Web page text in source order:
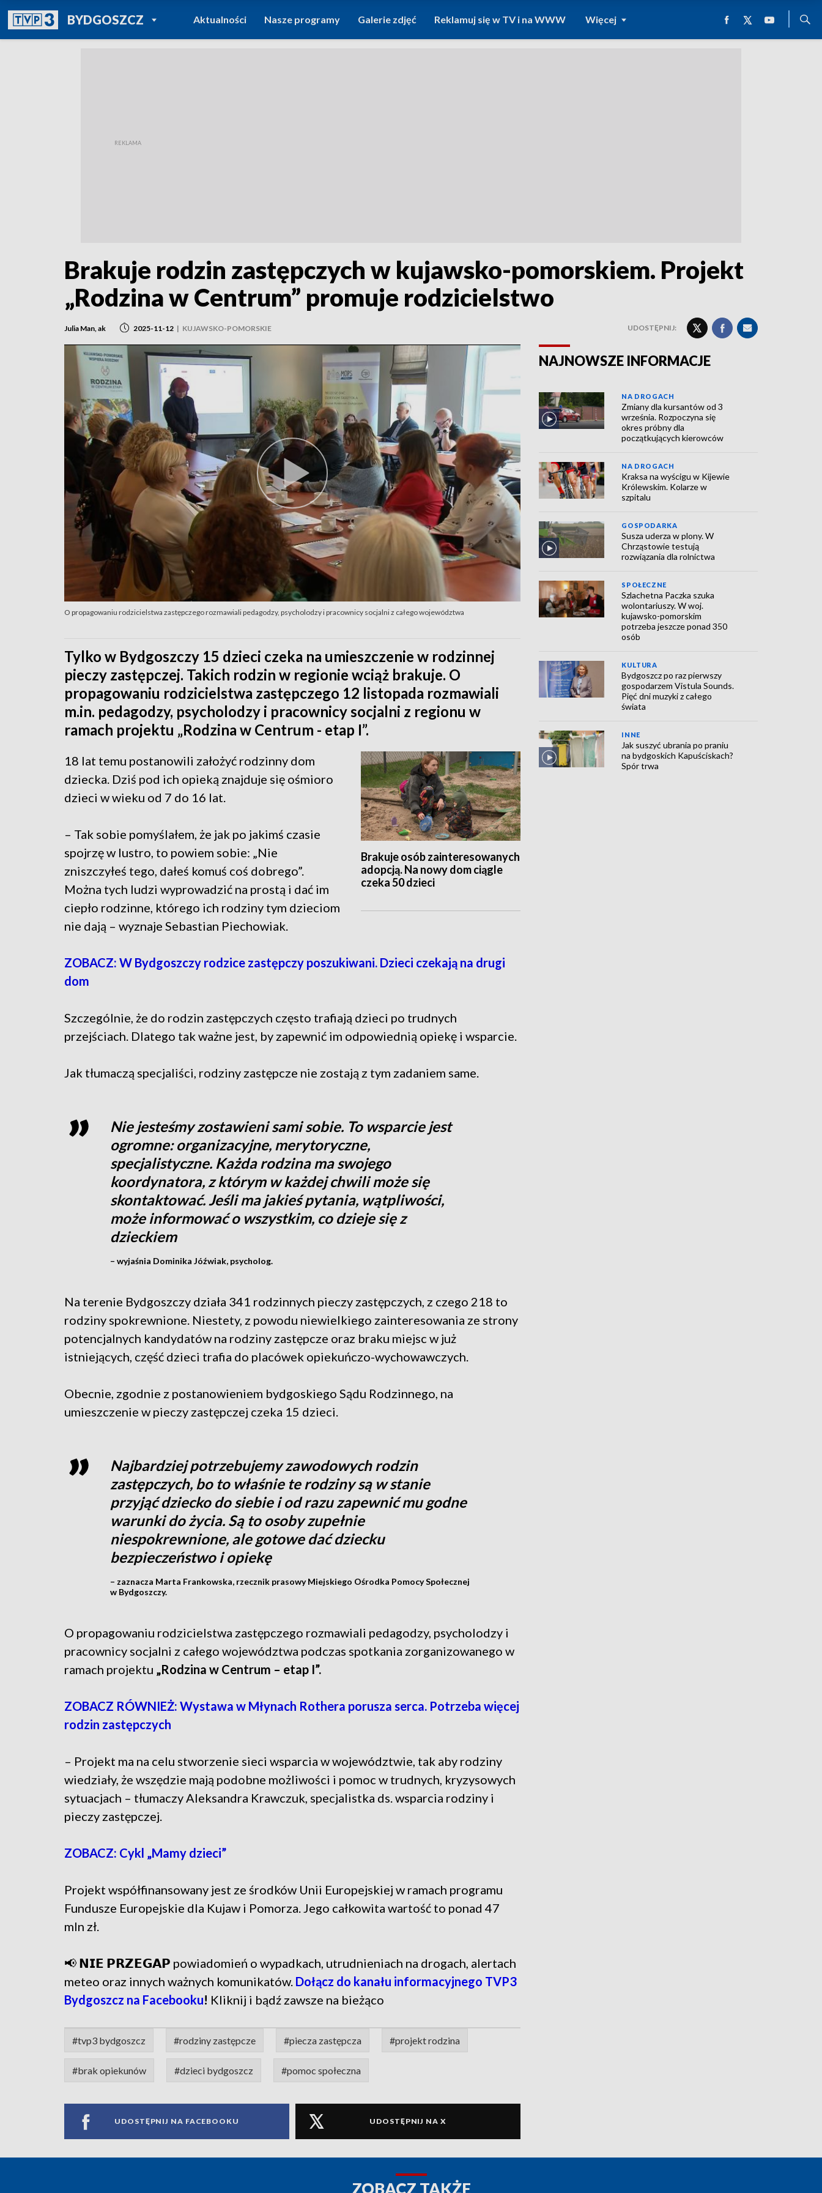
BYDGOSZCZPOWRÓT DO
TVP REGIONY
Aktualności Nasze programy Galerie zdjęć Reklamuj się w TV i na WWW Więcej
Brakuje rodzin zastępczych w kujawsko-pomorskiem. Projekt
„Rodzina w Centrum” promuje rodzicielstwo
Julia Man, ak 2025-11-12 | KUJAWSKO-POMORSKIE UDOSTĘPNIJ:
O propagowaniu rodzicielstwa zastępczego rozmawiali pedagodzy, psycholodzy i pracownicy socjalni z całego województwa
Tylko w Bydgoszczy 15 dzieci czeka na umieszczenie w rodzinnej
pieczy zastępczej. Takich rodzin w regionie wciąż brakuje. O
propagowaniu rodzicielstwa zastępczego 12 listopada rozmawiali
m.in. pedagodzy, psycholodzy i pracownicy socjalni z regionu w
ramach projektu „Rodzina w Centrum - etap I”.
Brakuje osób zainteresowanych
adopcją. Na nowy dom ciągle
czeka 50 dzieci
18 lat temu postanowili założyć rodzinny dom
dziecka. Dziś pod ich opieką znajduje się ośmioro
dzieci w wieku od 7 do 16 lat.
– Tak sobie pomyślałem, że jak po jakimś czasie
spojrzę w lustro, to powiem sobie: „Nie
zniszczyłeś tego, dałeś komuś coś dobrego”.
Można tych ludzi wyprowadzić na prostą i dać im
ciepło rodzinne, którego ich rodziny tym dzieciom
nie dają – wyznaje Sebastian Piechowiak.
ZOBACZ: W Bydgoszczy rodzice zastępczy poszukiwani. Dzieci czekają na drugi
dom
Szczególnie, że do rodzin zastępczych często trafiają dzieci po trudnych
przejściach. Dlatego tak ważne jest, by zapewnić im odpowiednią opiekę i wsparcie.
Jak tłumaczą specjaliści, rodziny zastępcze nie zostają z tym zadaniem same.
Nie jesteśmy zostawieni sami sobie. To wsparcie jest
ogromne: organizacyjne, merytoryczne,
specjalistyczne. Każda rodzina ma swojego
koordynatora, z którym w każdej chwili może się
skontaktować. Jeśli ma jakieś pytania, wątpliwości,
może informować o wszystkim, co dzieje się z
dzieckiem
– wyjaśnia Dominika Jóźwiak, psycholog.
Na terenie Bydgoszczy działa 341 rodzinnych pieczy zastępczych, z czego 218 to
rodziny spokrewnione. Niestety, z powodu niewielkiego zainteresowania ze strony
potencjalnych kandydatów na rodziny zastępcze oraz braku miejsc w już
istniejących, część dzieci trafia do placówek opiekuńczo-wychowawczych.
Obecnie, zgodnie z postanowieniem bydgoskiego Sądu Rodzinnego, na
umieszczenie w pieczy zastępczej czeka 15 dzieci.
Najbardziej potrzebujemy zawodowych rodzin
zastępczych, bo to właśnie te rodziny są w stanie
przyjąć dziecko do siebie i od razu zapewnić mu godne
warunki do życia. Są to osoby zupełnie
niespokrewnione, ale gotowe dać dziecku
bezpieczeństwo i opiekę
– zaznacza Marta Frankowska, rzecznik prasowy Miejskiego Ośrodka Pomocy Społecznej
w Bydgoszczy.
O propagowaniu rodzicielstwa zastępczego rozmawiali pedagodzy, psycholodzy i
pracownicy socjalni z całego województwa podczas spotkania zorganizowanego w
ramach projektu „Rodzina w Centrum – etap I”.
ZOBACZ RÓWNIEŻ: Wystawa w Młynach Rothera porusza serca. Potrzeba więcej
rodzin zastępczych
– Projekt ma na celu stworzenie sieci wsparcia w województwie, tak aby rodziny
wiedziały, że wszędzie mają podobne możliwości i pomoc w trudnych, kryzysowych
sytuacjach – tłumaczy Aleksandra Krawczuk, specjalistka ds. wsparcia rodziny i
pieczy zastępczej.
ZOBACZ: Cykl „Mamy dzieci”
Projekt współfinansowany jest ze środków Unii Europejskiej w ramach programu
Fundusze Europejskie dla Kujaw i Pomorza. Jego całkowita wartość to ponad 47
mln zł.
📢 𝗡𝗜𝗘 𝗣𝗥𝗭𝗘𝗚𝗔𝗣 powiadomień o wypadkach, utrudnieniach na drogach, alertach
meteo oraz innych ważnych komunikatów. Dołącz do kanału informacyjnego TVP3
Bydgoszcz na Facebooku! Kliknij i bądź zawsze na bieżąco
#tvp3 bydgoszcz #rodziny zastępcze #piecza zastępcza #projekt rodzina
#brak opiekunów #dzieci bydgoszcz #pomoc społeczna
UDOSTĘPNIJ NA FACEBOOKU UDOSTĘPNIJ NA X
NAJNOWSZE INFORMACJE
NA DROGACH
Zmiany dla kursantów od 3
września. Rozpoczyna się
okres próbny dla
początkujących kierowców
NA DROGACH
Kraksa na wyścigu w Kijewie
Królewskim. Kolarze w
szpitalu
GOSPODARKA
Susza uderza w plony. W
Chrząstowie testują
rozwiązania dla rolnictwa
SPOŁECZNE
Szlachetna Paczka szuka
wolontariuszy. W woj.
kujawsko-pomorskim
potrzeba jeszcze ponad 350
osób
KULTURA
Bydgoszcz po raz pierwszy
gospodarzem Vistula Sounds.
Pięć dni muzyki z całego
świata
INNE
Jak suszyć ubrania po praniu
na bydgoskich Kapuściskach?
Spór trwa
ZOBACZ TAKŻE